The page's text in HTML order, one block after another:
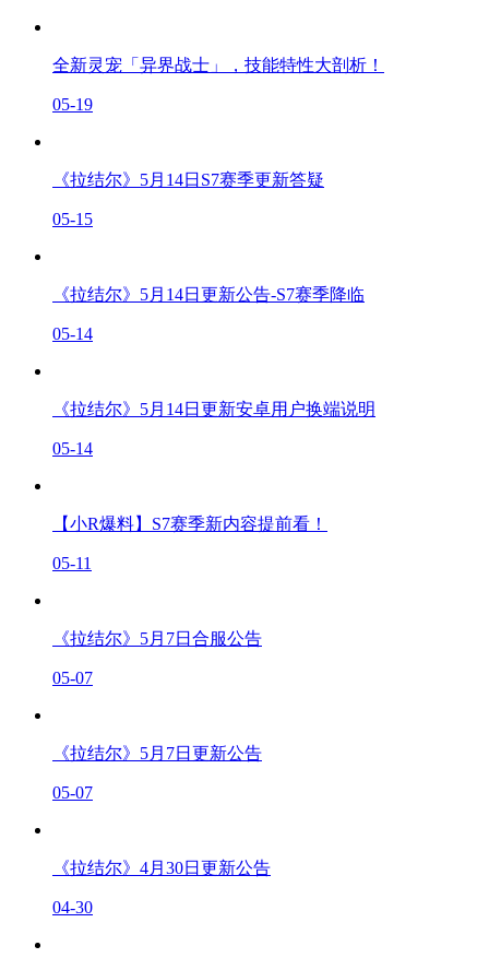
全新灵宠「异界战士」，技能特性大剖析！
05-19
《拉结尔》5月14日S7赛季更新答疑
05-15
《拉结尔》5月14日更新公告-S7赛季降临
05-14
《拉结尔》5月14日更新安卓用户换端说明
05-14
【小R爆料】S7赛季新内容提前看！
05-11
《拉结尔》5月7日合服公告
05-07
《拉结尔》5月7日更新公告
05-07
《拉结尔》4月30日更新公告
04-30